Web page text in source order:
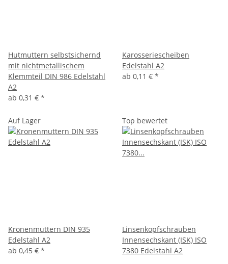
Hutmuttern selbstsichernd
mit nichtmetallischem
Klemmteil DIN 986 Edelstahl
A2
ab 0,31 € *
Karosseriescheiben
Edelstahl A2
ab 0,11 € *
Auf Lager
Kronenmuttern DIN 935
Edelstahl A2
ab 0,45 € *
Top bewertet
Linsenkopfschrauben
Innensechskant (ISK) ISO
7380 Edelstahl A2